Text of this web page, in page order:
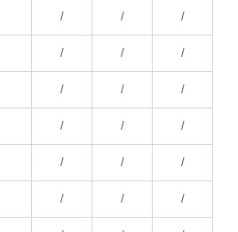
/ / /
/ / /
/ / /
/ / /
/ / /
/ / /